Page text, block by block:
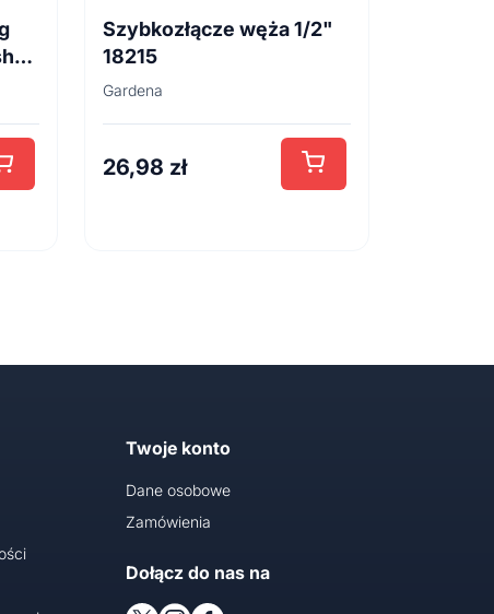
Szybkozłącze węża 1/2"
18215
Gardena
26,98 zł
Twoje konto
Dane osobowe
Zamówienia
Dołącz do nas na